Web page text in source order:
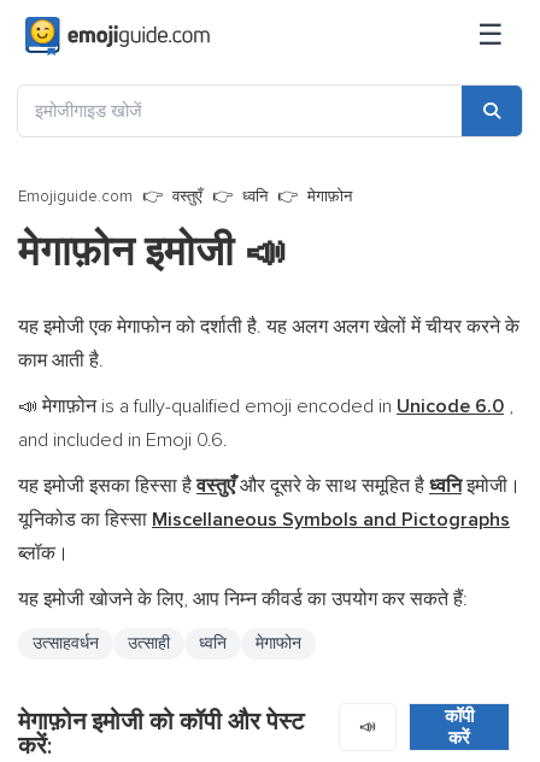
☰
Emojiguide.com वस्तुएँ ध्वनि मेगाफ़ोन
मेगाफ़ोन इमोजी 📣
यह इमोजी एक मेगाफोन को दर्शाती है. यह अलग अलग खेलों में चीयर करने के
काम आती है.
📣 मेगाफ़ोन is a fully-qualified emoji encoded in Unicode 6.0 ,
and included in Emoji 0.6.
यह इमोजी इसका हिस्सा हैवस्तुएँऔर दूसरे के साथ समूहित है ध्वनिइमोजी।
यूनिकोड का हिस्सा Miscellaneous Symbols and Pictographs
ब्लॉक।
यह इमोजी खोजने के लिए, आप निम्न कीवर्ड का उपयोग कर सकते हैं:
उत्साहवर्धन उत्साही ध्वनि मेगाफोन
मेगाफ़ोन इमोजी को कॉपी और पेस्ट
करें:
📣
कॉपी
करें